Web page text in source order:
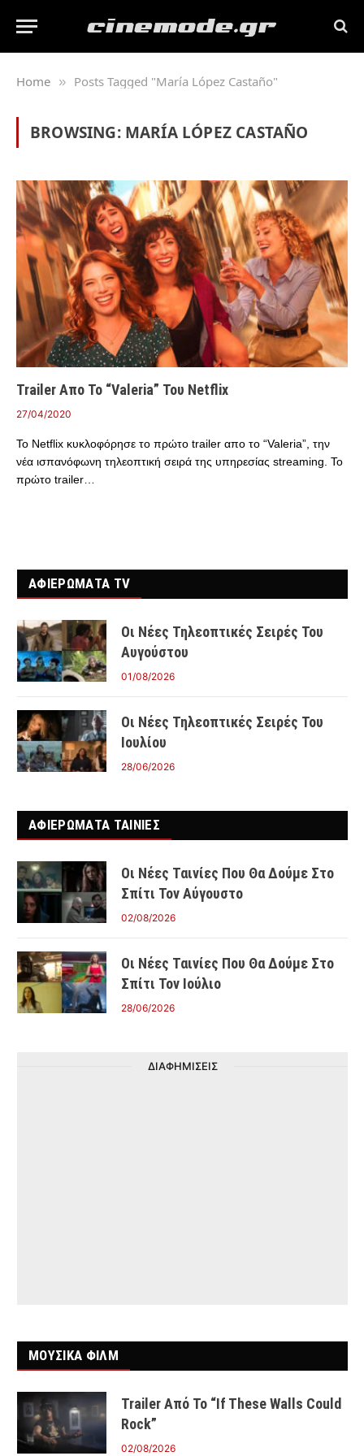
Home » Posts Tagged "María López Castaño"
BROWSING: MARÍA LÓPEZ CASTAÑO
Trailer Απο Το “Valeria” Του Netflix
27/04/2020
To Netflix κυκλοφόρησε το πρώτο trailer απο το “Valeria”, την
νέα ισπανόφωνη τηλεοπτική σειρά της υπηρεσίας streaming. Το
πρώτο trailer…
ΑΦΙΕΡΩΜΑΤΑ TV
Οι Νέες Τηλεοπτικές Σειρές Του
Αυγούστου
01/08/2026
Οι Νέες Τηλεοπτικές Σειρές Του
Ιουλίου
28/06/2026
ΑΦΙΕΡΩΜΑΤΑ ΤΑΙΝΊΕΣ
Οι Νέες Ταινίες Που Θα Δούμε Στο
Σπίτι Τον Αύγουστο
02/08/2026
Οι Νέες Ταινίες Που Θα Δούμε Στο
Σπίτι Τον Ιούλιο
28/06/2026
ΔΙΑΦΗΜΙΣΕΙΣ
ΜΟΥΣΙΚΑ ΦΙΛΜ
Trailer Από Το “If These Walls Could
Rock”
02/08/2026